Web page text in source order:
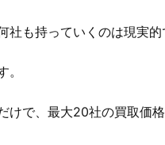
も持っていくのは現実的
けで、最大20社の買取